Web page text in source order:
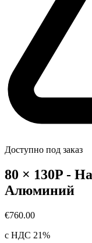
Доступно под заказ
80 × 130P -
Алюминий
€760.00
с НДС 21%